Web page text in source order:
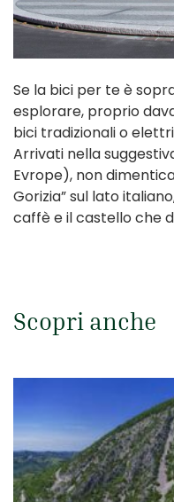
Se la bici per te è
esplorare, proprio
bici tradizionali o
Arrivati nella
Evrope), non
Gorizia” sul lato
caffè e il castello che
Scopri anche